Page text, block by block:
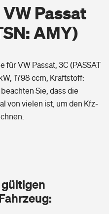
Passat
AMY)
für VW Passat, 3C (PASSAT
1798 ccm, Kraftstoff:
Sie, dass die
von vielen ist, um den Kfz-